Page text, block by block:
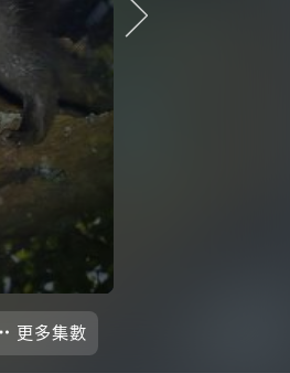
更多集數